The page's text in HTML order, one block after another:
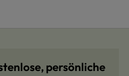
persönliche